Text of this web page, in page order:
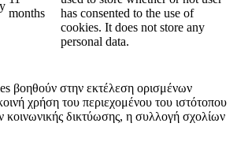
months
has consented to the use of
cookies. It does not store any
personal data.
βοηθούν στην εκτέλεση ορισμένων
χρήση του περιεχομένου του ιστότοπου
δικτύωσης, η συλλογή σχολίων